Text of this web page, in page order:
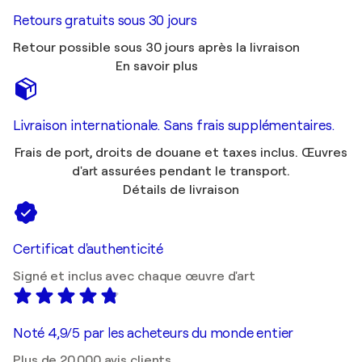
Retours gratuits sous 30 jours
Retour possible sous 30 jours après la livraison
En savoir plus
Livraison internationale. Sans frais supplémentaires.
Frais de port, droits de douane et taxes inclus. Œuvres
d'art assurées pendant le transport.
Détails de livraison
Certificat d'authenticité
Signé et inclus avec chaque œuvre d'art
Noté 4,9/5 par les acheteurs du monde entier